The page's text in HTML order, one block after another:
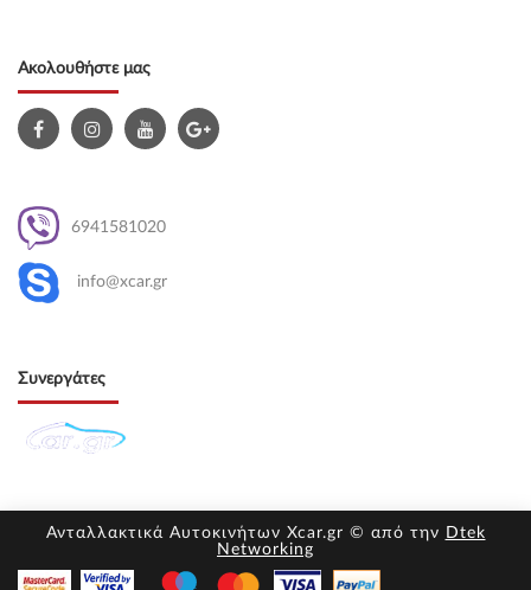
Ακολουθήστε μας
6941581020
info@xcar.gr
Συνεργάτες
Ανταλλακτικά Αυτοκινήτων Xcar.gr © από την Dtek
Networking